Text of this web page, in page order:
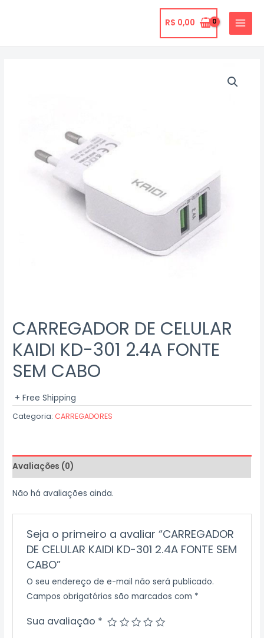
R$ 0,00
MAIN
CARREGADOR DE CELULAR
KAIDI KD-301 2.4A FONTE
SEM CABO
+ Free Shipping
Categoria: CARREGADORES
Avaliações (0)
Não há avaliações ainda.
Seja o primeiro a avaliar “CARREGADOR
DE CELULAR KAIDI KD-301 2.4A FONTE SEM
CABO”
O seu endereço de e-mail não será publicado.
Campos obrigatórios são marcados com *
Sua avaliação *